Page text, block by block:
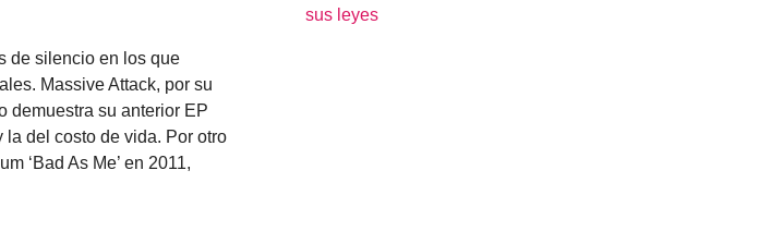
de silencio en los que
Massive Attack, por su
demuestra su anterior EP
la del costo de vida. Por otro
‘Bad As Me’ en 2011,
sus leyes